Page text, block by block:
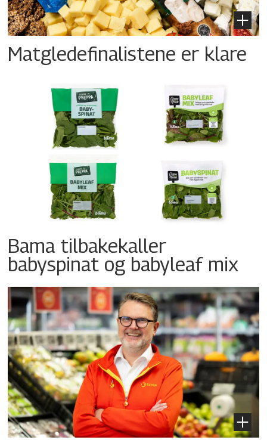
Matgledefinalistene er klare
Bama tilbakekaller
babyspinat og babyleaf mix